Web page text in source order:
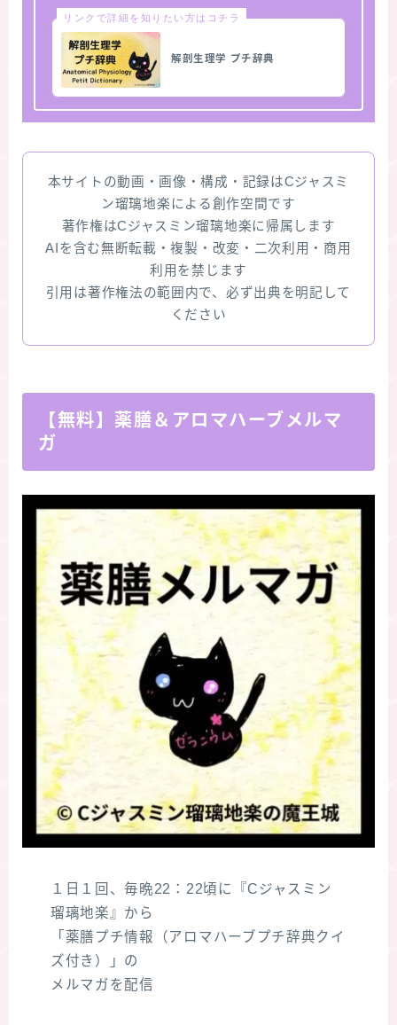
リンクで詳細を知りたい方はコチラ
解剖生理学 プチ辞典
本サイトの動画・画像・構成・記録はCジャスミ
ン瑠璃地楽による創作空間です
著作権はCジャスミン瑠璃地楽に帰属します
AIを含む無断転載・複製・改変・二次利用・商用
利用を禁じます
引用は著作権法の範囲内で、必ず出典を明記して
ください
【無料】薬膳＆アロマハーブメルマ
ガ
１日１回、毎晩22：22頃に『Cジャスミン
瑠璃地楽』から
「薬膳プチ情報（アロマハーブプチ辞典クイ
ズ付き）」の
メルマガを配信